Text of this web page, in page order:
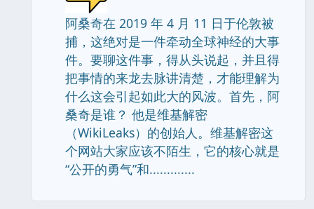
阿桑奇在 2019 年 4 月 11 日于伦敦被
捕，这绝对是一件牵动全球神经的大事
件。要聊这件事，得从头说起，并且得
把事情的来龙去脉讲清楚，才能理解为
什么这会引起如此大的风波。首先，阿
桑奇是谁？ 他是维基解密
（WikiLeaks）的创始人。维基解密这
个网站大家应该不陌生，它的核心就是
“公开的勇气”和.............